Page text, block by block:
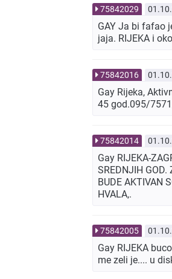
75842029
GAY Ja bi fafao
jaja. RIJEKA i
75842016
Gay Rijeka,
45 god.095/
75842014
Gay RIJEKA-
SREDNJIH GOD.
BUDE AKTIVAN
HVALA,.
75842005
Gay RIJEKA
me zeli je.... u